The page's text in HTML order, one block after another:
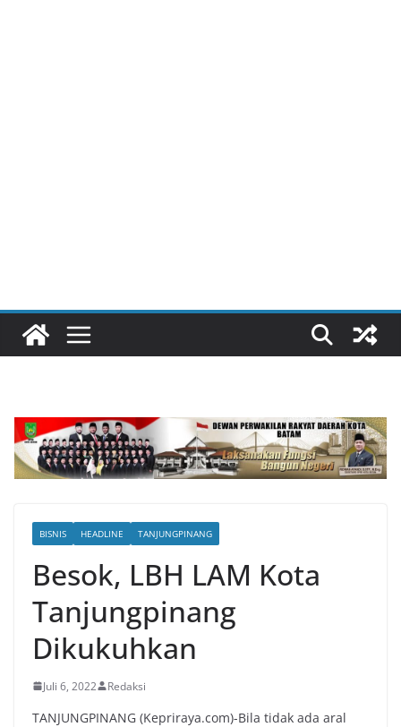
BISNIS HEADLINE TANJUNGPINANG
Besok, LBH LAM Kota
Tanjungpinang
Dikukuhkan
Juli 6, 2022 Redaksi
TANJUNGPINANG (Kepriraya.com)-Bila tidak ada aral